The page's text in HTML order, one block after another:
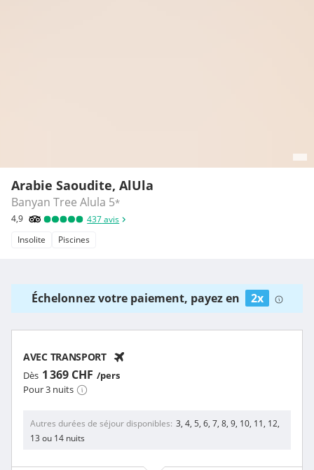
Arabie Saoudite, AlUla
Banyan Tree Alula 5*
4,9 437avis
Insolite
Piscines
Échelonnez votre paiement, payez en 2x
AVEC TRANSPORT
Dès 1 369 CHF /pers
Pour 3 nuits
Autres durées de séjour disponibles 3, 4, 5, 6, 7, 8, 9, 10, 11, 12,
13 ou 14 nuits